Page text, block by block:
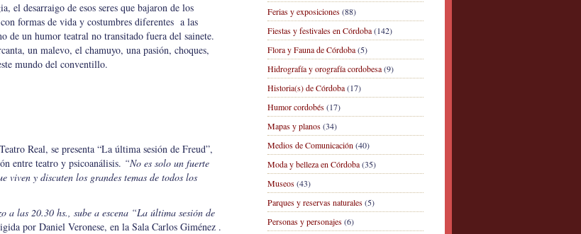
Ferias y exposiciones(88)
Fiestas y festivales en Córdoba(142)
Flora y Fauna de Córdoba(5)
Hidrografía y orografía cordobesa(9)
Historia(s) de Córdoba(17)
Humor cordobés(17)
Mapas y planos(34)
Medios de Comunicación (40)
Moda y belleza en Córdoba(35)
Museos(43)
Parques y reservas naturales(5)
Personas y personajes(6)
el desarraigo de esos seres que bajaron de los
formas de vida y costumbres diferentes a las
de un humor teatral no transitado fuera del sainete.
un malevo, el chamuyo, una pasión, choques,
mundo del conventillo.
Real, se presenta “La última sesión de Freud”,
entre teatro y psicoanálisis. “No es solo un fuerte
viven y discuten los grandes temas de todos los
las 20.30 hs., sube a escena “La última sesión de
por Daniel Veronese, en la Sala Carlos Giménez .